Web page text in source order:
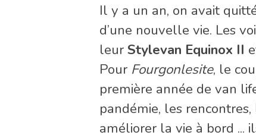
Il y a un an, on avait
d’une nouvelle vie. Les
leurStylevan Equinox II
Pour Fourgonlesite, le
première année de van
pandémie, les
améliorer la vie à bord ...